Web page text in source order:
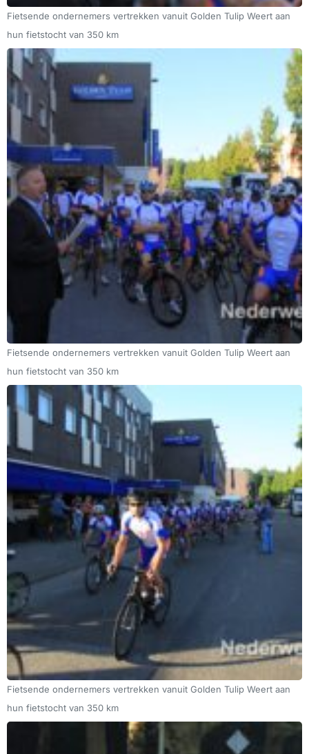
Fietsende ondernemers vertrekken vanuit Golden Tulip Weert aan
hun fietstocht van 350 km
Fietsende ondernemers vertrekken vanuit Golden Tulip Weert aan
hun fietstocht van 350 km
Fietsende ondernemers vertrekken vanuit Golden Tulip Weert aan
hun fietstocht van 350 km